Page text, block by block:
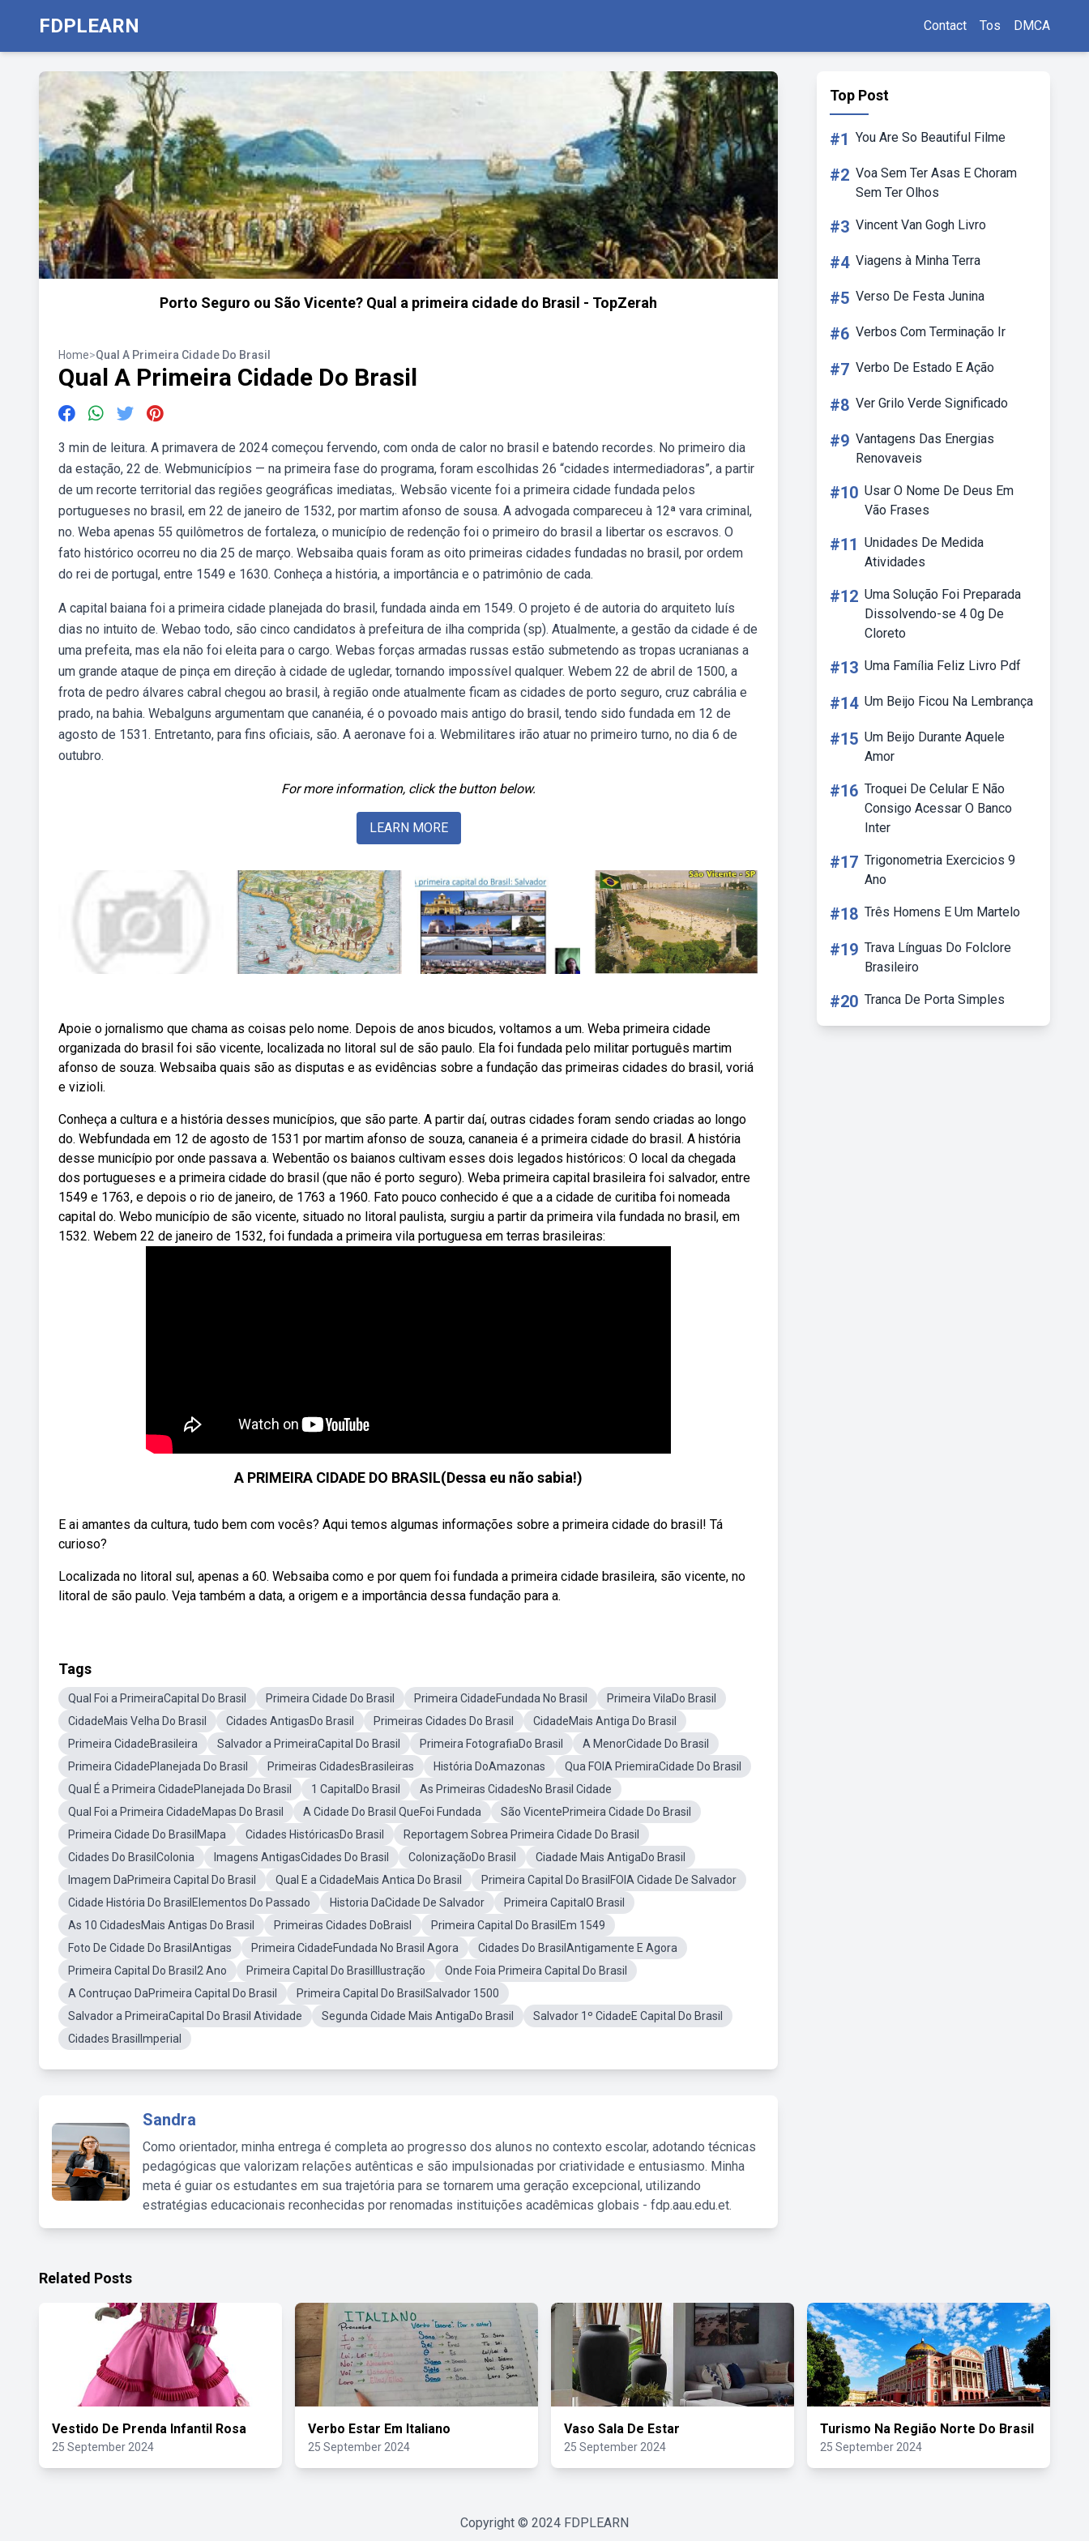
FDPLEARN Contact Tos DMCA
Porto Seguro ou São Vicente? Qual a primeira cidade do Brasil - TopZerah
Home>Qual A Primeira Cidade Do Brasil
Qual A Primeira Cidade Do Brasil
3 min de leitura. A primavera de 2024 começou fervendo, com onda de calor no brasil e batendo recordes. No primeiro dia
da estação, 22 de. Webmunicípios — na primeira fase do programa, foram escolhidas 26 “cidades intermediadoras”, a partir
de um recorte territorial das regiões geográficas imediatas,. Websão vicente foi a primeira cidade fundada pelos
portugueses no brasil, em 22 de janeiro de 1532, por martim afonso de sousa. A advogada compareceu à 12ª vara criminal,
no. Weba apenas 55 quilômetros de fortaleza, o município de redenção foi o primeiro do brasil a libertar os escravos. O
fato histórico ocorreu no dia 25 de março. Websaiba quais foram as oito primeiras cidades fundadas no brasil, por ordem
do rei de portugal, entre 1549 e 1630. Conheça a história, a importância e o patrimônio de cada.
A capital baiana foi a primeira cidade planejada do brasil, fundada ainda em 1549. O projeto é de autoria do arquiteto luís
dias no intuito de. Webao todo, são cinco candidatos à prefeitura de ilha comprida (sp). Atualmente, a gestão da cidade é de
uma prefeita, mas ela não foi eleita para o cargo. Webas forças armadas russas estão submetendo as tropas ucranianas a
um grande ataque de pinça em direção à cidade de ugledar, tornando impossível qualquer. Webem 22 de abril de 1500, a
frota de pedro álvares cabral chegou ao brasil, à região onde atualmente ficam as cidades de porto seguro, cruz cabrália e
prado, na bahia. Webalguns argumentam que cananéia, é o povoado mais antigo do brasil, tendo sido fundada em 12 de
agosto de 1531. Entretanto, para fins oficiais, são. A aeronave foi a. Webmilitares irão atuar no primeiro turno, no dia 6 de
outubro.
For more information, click the button below.
LEARN MORE
Apoie o jornalismo que chama as coisas pelo nome. Depois de anos bicudos, voltamos a um. Weba primeira cidade
organizada do brasil foi são vicente, localizada no litoral sul de são paulo. Ela foi fundada pelo militar português martim
afonso de souza. Websaiba quais são as disputas e as evidências sobre a fundação das primeiras cidades do brasil, voriá
e vizioli.
Conheça a cultura e a história desses municípios, que são parte. A partir daí, outras cidades foram sendo criadas ao longo
do. Webfundada em 12 de agosto de 1531 por martim afonso de souza, cananeia é a primeira cidade do brasil. A história
desse município por onde passava a. Webentão os baianos cultivam esses dois legados históricos: O local da chegada
dos portugueses e a primeira cidade do brasil (que não é porto seguro). Weba primeira capital brasileira foi salvador, entre
1549 e 1763, e depois o rio de janeiro, de 1763 a 1960. Fato pouco conhecido é que a a cidade de curitiba foi nomeada
capital do. Webo município de são vicente, situado no litoral paulista, surgiu a partir da primeira vila fundada no brasil, em
1532. Webem 22 de janeiro de 1532, foi fundada a primeira vila portuguesa em terras brasileiras:
A PRIMEIRA CIDADE DO BRASIL(Dessa eu não sabia!)
E ai amantes da cultura, tudo bem com vocês? Aqui temos algumas informações sobre a primeira cidade do brasil! Tá
curioso?
Localizada no litoral sul, apenas a 60. Websaiba como e por quem foi fundada a primeira cidade brasileira, são vicente, no
litoral de são paulo. Veja também a data, a origem e a importância dessa fundação para a.
Tags
Qual Foi a PrimeiraCapital Do Brasil Primeira Cidade Do Brasil Primeira CidadeFundada No Brasil
Primeira VilaDo Brasil
CidadeMais Velha Do Brasil
Cidades AntigasDo Brasil Primeiras Cidades Do Brasil
CidadeMais Antiga Do Brasil
Primeira CidadeBrasileira
Salvador a PrimeiraCapital Do Brasil Primeira FotografiaDo Brasil
A MenorCidade Do Brasil
Primeira CidadePlanejada Do Brasil
Primeiras CidadesBrasileiras História DoAmazonas
Qua FOIA PriemiraCidade Do Brasil
Qual É a Primeira CidadePlanejada Do Brasil
1 CapitalDo Brasil
As Primeiras CidadesNo Brasil Cidade
Qual Foi a Primeira CidadeMapas Do Brasil
A Cidade Do Brasil QueFoi Fundada
São VicentePrimeira Cidade Do Brasil
Primeira Cidade Do BrasilMapa
Cidades HistóricasDo Brasil
Reportagem Sobrea Primeira Cidade Do Brasil
Cidades Do BrasilColonia
Imagens AntigasCidades Do Brasil ColonizaçãoDo Brasil
Ciadade Mais AntigaDo Brasil
Imagem DaPrimeira Capital Do Brasil
Qual E a CidadeMais Antica Do Brasil
Primeira Capital Do BrasilFOIA Cidade De Salvador
Cidade História Do BrasilElementos Do Passado
Historia DaCidade De Salvador
Primeira CapitalO Brasil
As 10 CidadesMais Antigas Do Brasil
Primeiras Cidades DoBraisl
Primeira Capital Do BrasilEm 1549
Foto De Cidade Do BrasilAntigas
Primeira CidadeFundada No Brasil Agora
Cidades Do BrasilAntigamente E Agora
Primeira Capital Do Brasil2 Ano
Primeira Capital Do BrasilIlustração
Onde Foia Primeira Capital Do Brasil
A Contruçao DaPrimeira Capital Do Brasil
Primeira Capital Do BrasilSalvador 1500
Salvador a PrimeiraCapital Do Brasil Atividade
Segunda Cidade Mais AntigaDo Brasil
Salvador 1º CidadeE Capital Do Brasil
Cidades BrasilImperial
Sandra
Como orientador, minha entrega é completa ao progresso dos alunos no contexto escolar, adotando técnicas
pedagógicas que valorizam relações autênticas e são impulsionadas por criatividade e entusiasmo. Minha
meta é guiar os estudantes em sua trajetória para se tornarem uma geração excepcional, utilizando
estratégias educacionais reconhecidas por renomadas instituições acadêmicas globais - fdp.aau.edu.et.
Top Post
#1 You Are So Beautiful Filme
#2 Voa Sem Ter Asas E Choram
Sem Ter Olhos
#3 Vincent Van Gogh Livro
#4 Viagens à Minha Terra
#5 Verso De Festa Junina
#6 Verbos Com Terminação Ir
#7 Verbo De Estado E Ação
#8 Ver Grilo Verde Significado
#9 Vantagens Das Energias
Renovaveis
#10 Usar O Nome De Deus Em
Vão Frases
#11 Unidades De Medida
Atividades
#12 Uma Solução Foi Preparada
Dissolvendo-se 4 0g De
Cloreto
#13 Uma Família Feliz Livro Pdf
#14 Um Beijo Ficou Na Lembrança
#15 Um Beijo Durante Aquele
Amor
#16 Troquei De Celular E Não
Consigo Acessar O Banco
Inter
#17 Trigonometria Exercicios 9
Ano
#18 Três Homens E Um Martelo
#19 Trava Línguas Do Folclore
Brasileiro
#20 Tranca De Porta Simples
Related Posts
Vestido De Prenda Infantil Rosa
25 September 2024
Verbo Estar Em Italiano
25 September 2024
Vaso Sala De Estar
25 September 2024
Turismo Na Região Norte Do Brasil
25 September 2024
Copyright © 2024 FDPLEARN